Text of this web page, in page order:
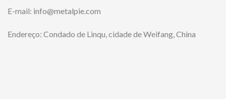
E-mail: info@metalpie.com
Endereço: Condado de Linqu, cidade de Weifang, China